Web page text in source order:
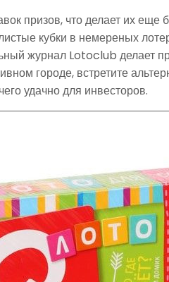
призов, что делает их
кубки в немереных
журнал Lotoclub делает
городе, встретите
удачно для инвесторов.